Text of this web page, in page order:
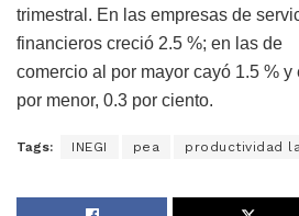
trimestral. En las empresas de
financieros creció 2.5 %; en las de
comercio al por mayor cayó 1.5 % y
por menor, 0.3 por ciento.
Tags: INEGI pea productividad